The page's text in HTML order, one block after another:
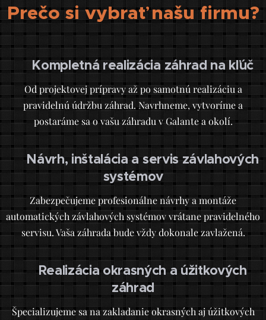
Prečo si vybrať našu firmu?
🌿Kompletná realizácia záhrad na kľúč
Od projektovej prípravy až po samotnú realizáciu a
pravidelnú údržbu záhrad. Navrhneme, vytvoríme a
postaráme sa o vašu záhradu v Galante a okolí.
💧Návrh, inštalácia a servis závlahových
systémov
Zabezpečujeme profesionálne návrhy a montáže
automatických závlahových systémov vrátane pravidelného
servisu. Vaša záhrada bude vždy dokonale zavlažená.
🌳Realizácia okrasných a úžitkových
záhrad
Špecializujeme sa na zakladanie okrasných aj úžitkových